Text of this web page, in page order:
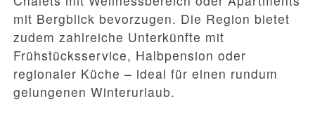
mit Bergblick bevorzugen. Die Region bietet
zudem zahlreiche Unterkünfte mit
Frühstücksservice, Halbpension oder
regionaler Küche – ideal für einen rundum
gelungenen Winterurlaub.